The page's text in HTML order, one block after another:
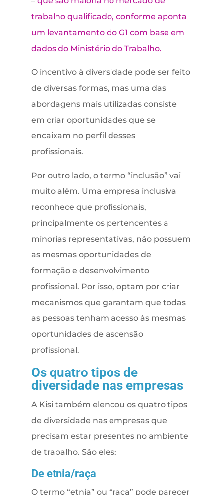
trabalho qualificado, conforme aponta
um levantamento do G1 com base em
dados do Ministério do Trabalho.
O incentivo à diversidade pode ser feito
de diversas formas, mas uma das
abordagens mais utilizadas consiste
em criar oportunidades que se
encaixam no perfil desses
profissionais.
Por outro lado, o termo “inclusão” vai
muito além. Uma empresa inclusiva
reconhece que profissionais,
principalmente os pertencentes a
minorias representativas, não possuem
as mesmas oportunidades de
formação e desenvolvimento
profissional. Por isso, optam por criar
mecanismos que garantam que todas
as pessoas tenham acesso às mesmas
oportunidades de ascensão
profissional.
Os quatro tipos de
diversidade nas empresas
A Kisi também elencou os quatro tipos
de diversidade nas empresas que
precisam estar presentes no ambiente
de trabalho. São eles:
De etnia/raça
O termo “etnia” ou “raça” pode parecer